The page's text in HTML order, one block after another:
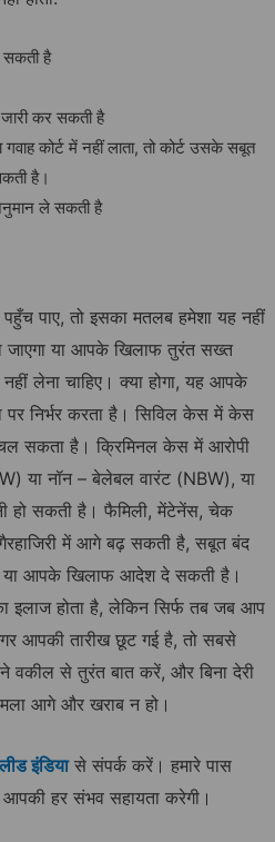
सकती है
कर सकती है
कोर्ट में नहीं लाता, तो कोर्ट उसके सबूत
है।
ले सकती है
पाए, तो इसका मतलब हमेशा यह नहीं
जाएगा या आपके खिलाफ तुरंत सख्त
लेना चाहिए। क्या होगा, यह आपके
निर्भर करता है। सिविल केस में केस
सकता है। क्रिमिनल केस में आरोपी
या नॉन – बेलेबल वारंट (NBW), या
हो सकती है। फैमिली, मेंटेनेंस, चेक
में आगे बढ़ सकती है, सबूत बंद
या आपके खिलाफ आदेश दे सकती है।
इलाज होता है, लेकिन सिर्फ तब जब आप
आपकी तारीख छूट गई है, तो सबसे
वकील से तुरंत बात करें, और बिना देरी
आगे और खराब न हो।
इंडियासे संपर्क करें। हमारे पास
आपकी हर संभव सहायता करेगी।